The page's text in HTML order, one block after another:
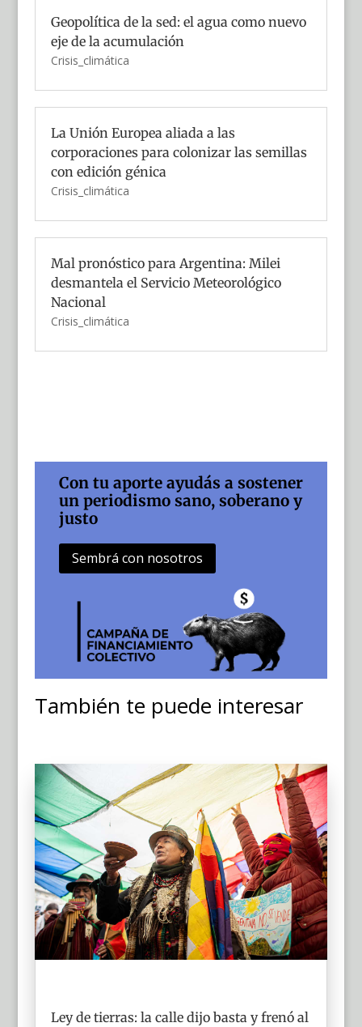
Geopolítica de la sed: el agua como nuevo
eje de la acumulación
Crisis_climática
La Unión Europea aliada a las
corporaciones para colonizar las semillas
con edición génica
Crisis_climática
Mal pronóstico para Argentina: Milei
desmantela el Servicio Meteorológico
Nacional
Crisis_climática
Con tu aporte ayudás a sostener
un periodismo sano, soberano y
justo
Sembrá con nosotros
También te puede interesar
Ley de tierras: la calle dijo basta y frenó al